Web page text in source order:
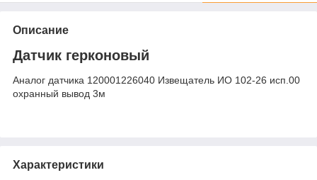
Описание
Датчик герконовый
Аналог датчика 120001226040 Извещатель ИО 102-26 исп.00
охранный вывод 3м
Характеристики